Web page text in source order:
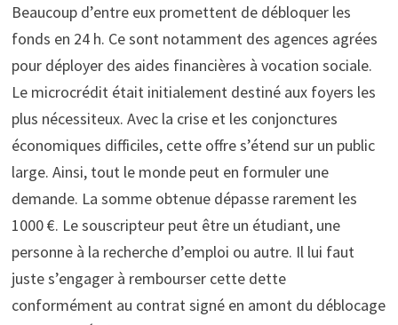
Beaucoup d’entre eux promettent de débloquer les
fonds en 24 h. Ce sont notamment des agences agrées
pour déployer des aides financières à vocation sociale.
Le microcrédit était initialement destiné aux foyers les
plus nécessiteux. Avec la crise et les conjonctures
économiques difficiles, cette offre s’étend sur un public
large. Ainsi, tout le monde peut en formuler une
demande. La somme obtenue dépasse rarement les
1000 €. Le souscripteur peut être un étudiant, une
personne à la recherche d’emploi ou autre. Il lui faut
juste s’engager à rembourser cette dette
conformément au contrat signé en amont du déblocage